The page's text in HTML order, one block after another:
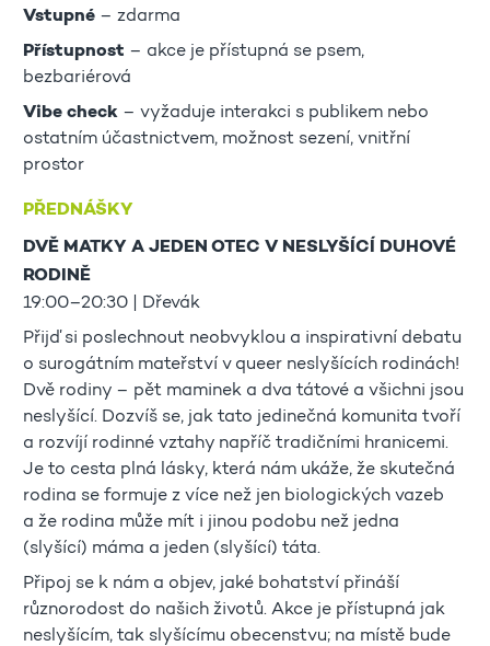
Vstupné – zdarma
Přístupnost – akce je přístupná se psem,
bezbariérová
Vibe check – vyžaduje interakci s publikem nebo
ostatním účastnictvem, možnost sezení, vnitřní
prostor
PŘEDNÁŠKY
DVĚ MATKY A JEDEN OTEC V NESLYŠÍCÍ DUHOVÉ
RODINĚ
19:00–20:30 | Dřevák
Přijď si poslechnout neobvyklou a inspirativní debatu
o surogátním mateřství v queer neslyšících rodinách!
Dvě rodiny – pět maminek a dva tátové a všichni jsou
neslyšící. Dozvíš se, jak tato jedinečná komunita tvoří
a rozvíjí rodinné vztahy napříč tradičními hranicemi.
Je to cesta plná lásky, která nám ukáže, že skutečná
rodina se formuje z více než jen biologických vazeb
a že rodina může mít i jinou podobu než jedna
(slyšící) máma a jeden (slyšící) táta.
Připoj se k nám a objev, jaké bohatství přináší
různorodost do našich životů. Akce je přístupná jak
neslyšícím, tak slyšícímu obecenstvu; na místě bude